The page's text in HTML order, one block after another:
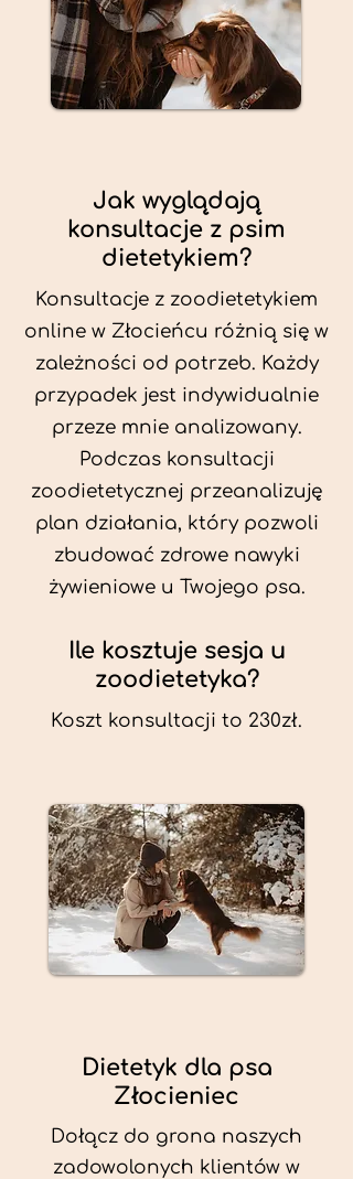
Jak wyglądają
konsultacje z psim
dietetykiem?
Konsultacje z zoodietetykiem
online w Złocieńcu różnią się w
zależności od potrzeb. Każdy
przypadek jest indywidualnie
przeze mnie analizowany.
Podczas konsultacji
zoodietetycznej przeanalizuję
plan działania, który pozwoli
zbudować zdrowe nawyki
żywieniowe u Twojego psa.
Ile kosztuje sesja u
zoodietetyka?
Koszt konsultacji to 230zł.
Dietetyk dla psa
Złocieniec
Dołącz do grona naszych
zadowolonych klientów w